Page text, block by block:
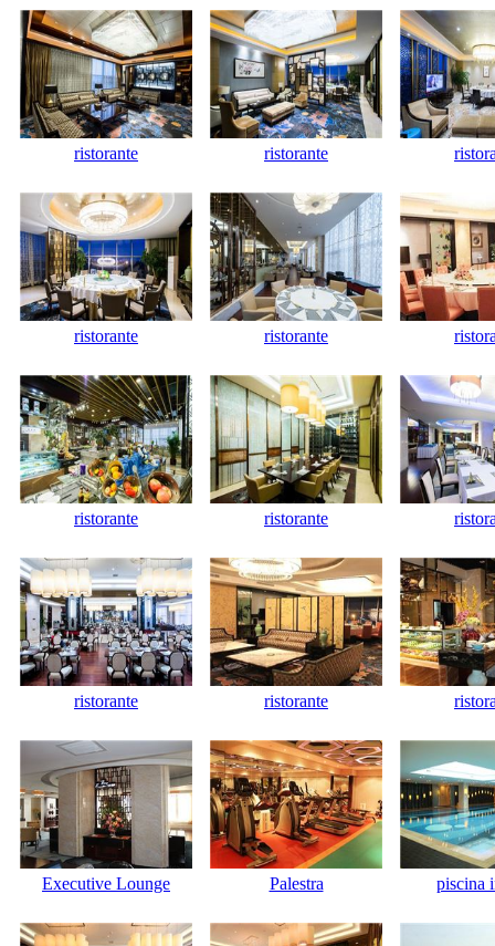
ristorante ristorante
ristorante ristorante
ristorante ristorante
ristorante ristorante
Executive Lounge Palestra piscina